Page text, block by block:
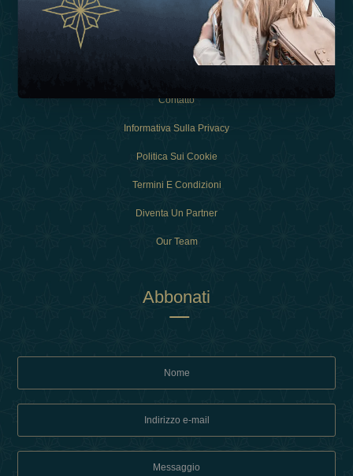
Esperienza
Contatto
Informativa Sulla Privacy
Politica Sui Cookie
Termini E Condizioni
Diventa Un Partner
Our Team
Abbonati